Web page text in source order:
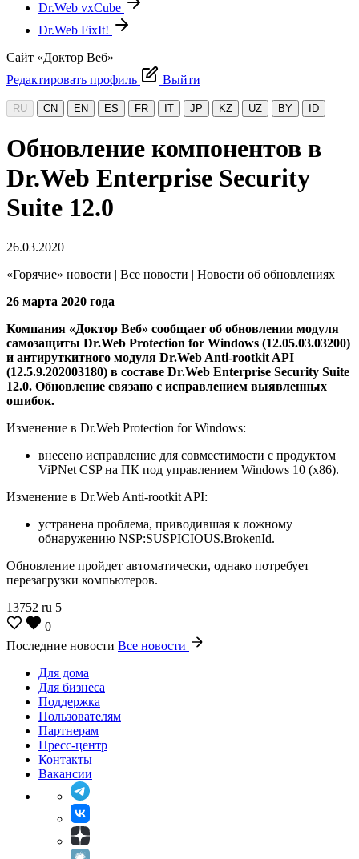
Dr.Web vxCube
Dr.Web FixIt!
Сайт «Доктор Веб»
Редактировать профиль
Выйти
RU CN EN ES FR IT JP KZ UZ BY ID
Обновление компонентов в
Dr.Web Enterprise Security
Suite 12.0
26.03.2020
«Горячие» новости | Все новости | Новости об обновлениях
26 марта 2020 года
Компания «Доктор Веб» сообщает об обновлении модуля
самозащиты Dr.Web Protection for Windows (12.05.03.03200)
и антируткитного модуля Dr.Web Anti-rootkit API
(12.5.9.202003180) в составе Dr.Web Enterprise Security Suite
12.0. Обновление связано с исправлением выявленных
ошибок.
Изменение в Dr.Web Protection for Windows:
внесено исправление для совместимости с продуктом
ViPNet CSP на ПК под управлением Windows 10 (х86).
Изменение в Dr.Web Anti-rootkit API:
устранена проблема, приводившая к ложному
обнаружению NSP:SUSPICIOUS.BrokenId.
Обновление пройдет автоматически, однако потребует
перезагрузки компьютеров.
13752 ru 5
0
Последние новости Все новости
Для дома
Для бизнеса
Поддержка
Пользователям
Партнерам
Пресс-центр
Контакты
Вакансии